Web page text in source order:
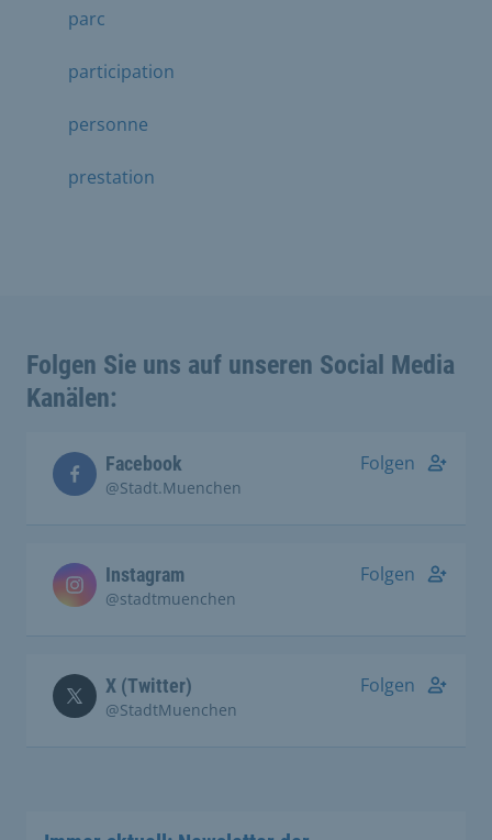
parc
participation
personne
prestation
Folgen Sie uns auf unseren Social Media
Kanälen:
Facebook
@Stadt.Muenchen
Folgen
Instagram
@stadtmuenchen
Folgen
X (Twitter)
@StadtMuenchen
Folgen